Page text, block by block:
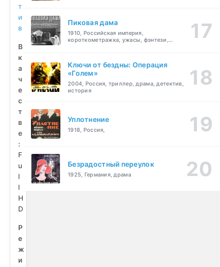
т
и
в
В
к
а
ч
е
с
т
в
е
:
F
u
l
l
H
D
Р
е
ж
и
Пиковая дама
1910, Российская империя,
короткометражка, ужасы, фэнтези,
Ключи от бездны: Операция
«Голем»
2004, Россия, триллер, драма, детектив,
история
Уплотнение
1918, Россия,
Безрадостный переулок
1925, Германия, драма